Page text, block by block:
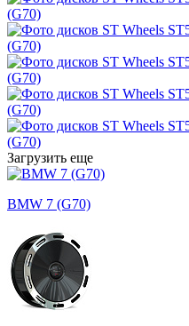
Загрузить еще
BMW 7 (G70)